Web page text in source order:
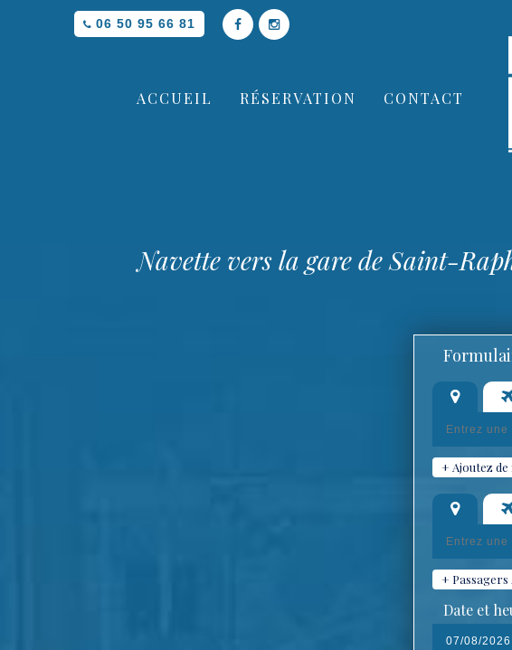
06 50 95 66 81
ACCUEIL RÉSERVATION CONTACT
Navette vers la gare de Saint-
+ Ajoutez
+ Passagers
Date et